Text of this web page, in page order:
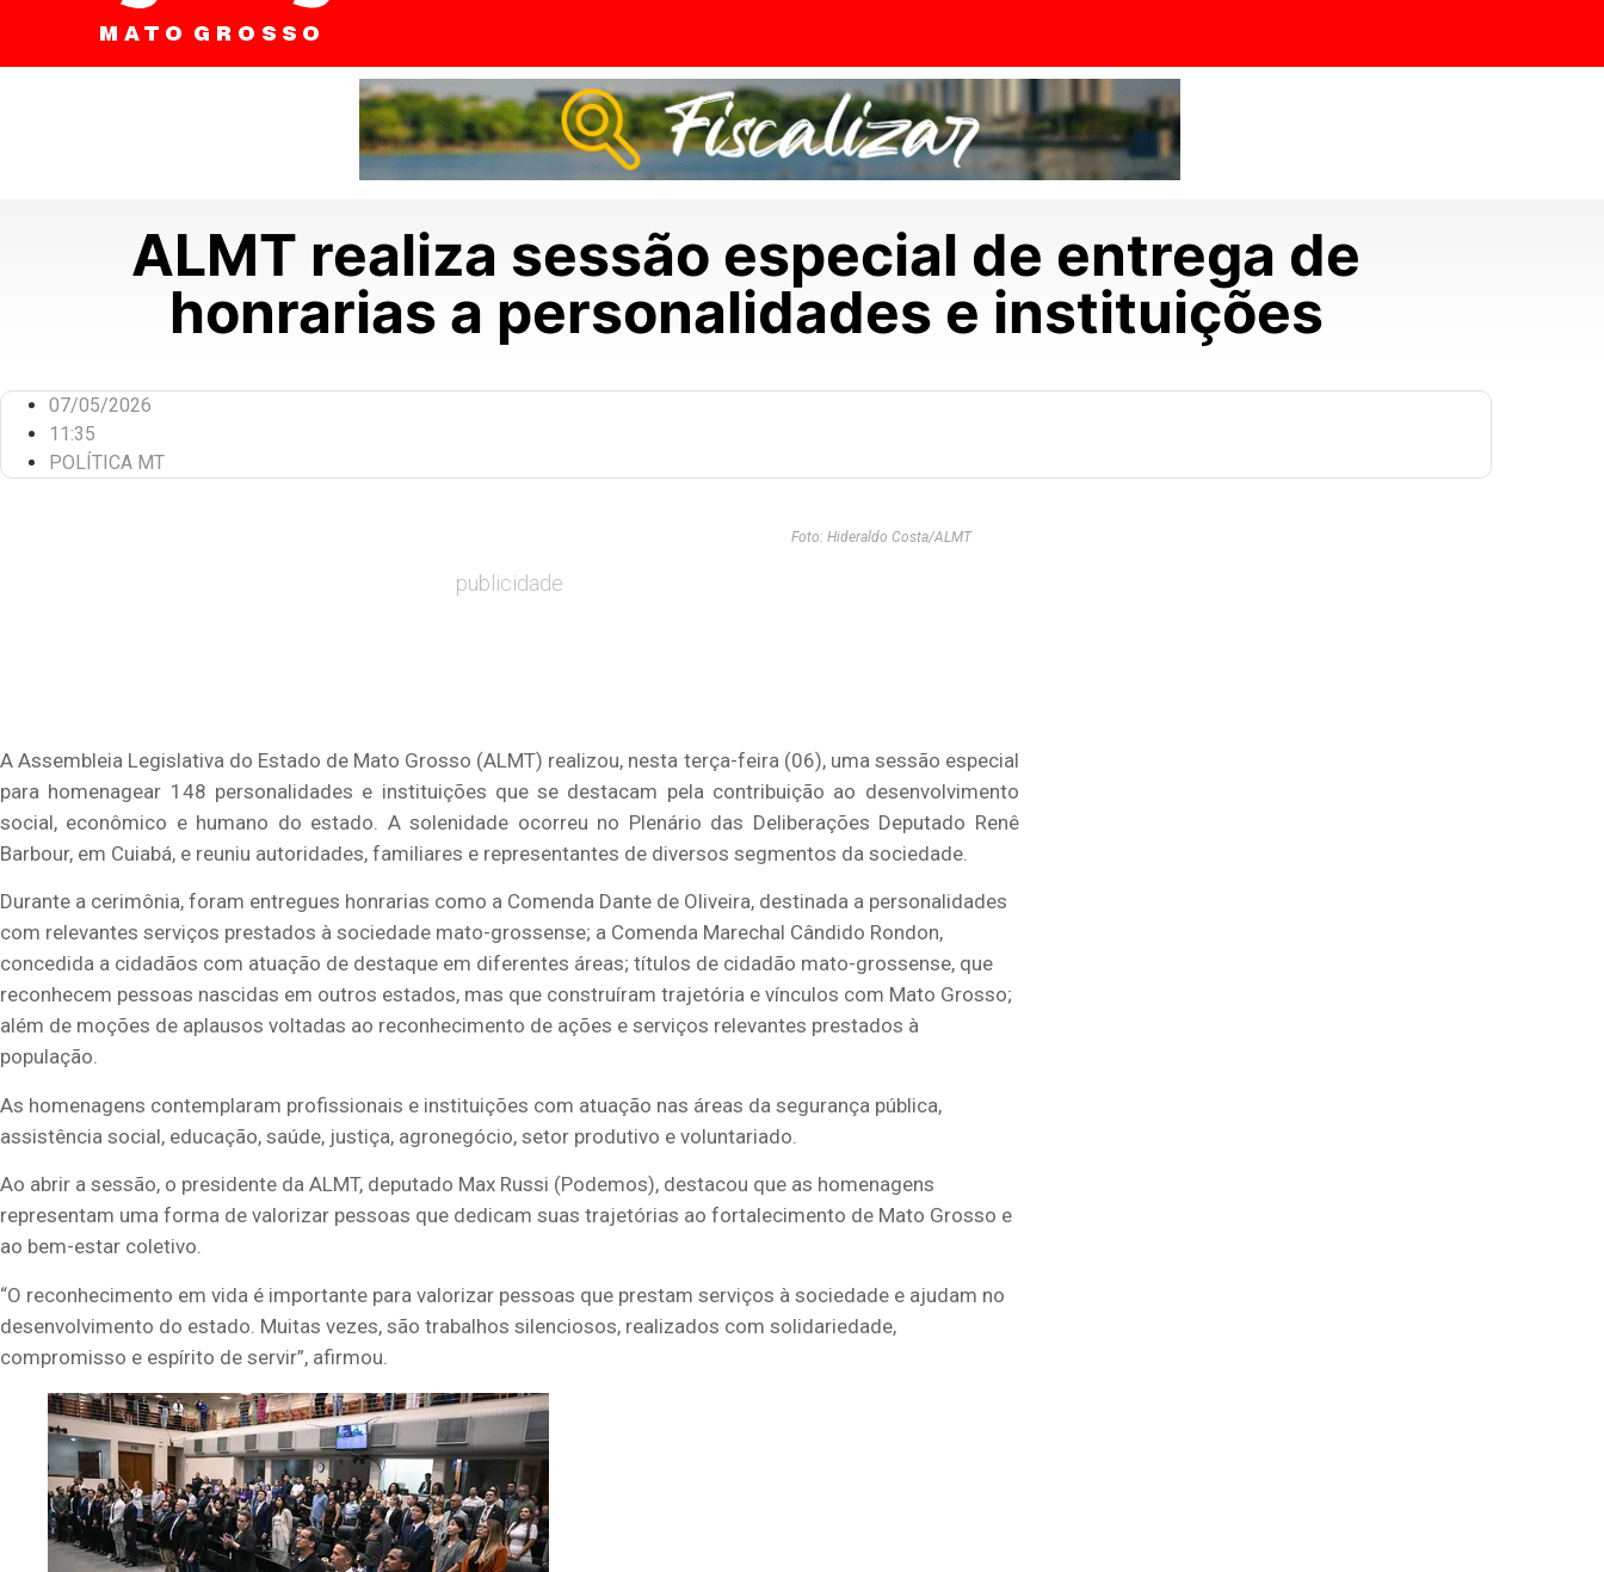
ALMT realiza sessão especial de entrega de
honrarias a personalidades e instituições
07/05/2026
11:35
POLÍTICA MT
Foto: Hideraldo Costa/ALMT
publicidade
A Assembleia Legislativa do Estado de Mato Grosso (ALMT) realizou, nesta terça-feira (06), uma sessão especial
para homenagear 148 personalidades e instituições que se destacam pela contribuição ao desenvolvimento
social, econômico e humano do estado. A solenidade ocorreu no Plenário das Deliberações Deputado Renê
Barbour, em Cuiabá, e reuniu autoridades, familiares e representantes de diversos segmentos da sociedade.
Durante a cerimônia, foram entregues honrarias como a Comenda Dante de Oliveira, destinada a personalidades
com relevantes serviços prestados à sociedade mato-grossense; a Comenda Marechal Cândido Rondon,
concedida a cidadãos com atuação de destaque em diferentes áreas; títulos de cidadão mato-grossense, que
reconhecem pessoas nascidas em outros estados, mas que construíram trajetória e vínculos com Mato Grosso;
além de moções de aplausos voltadas ao reconhecimento de ações e serviços relevantes prestados à
população.
As homenagens contemplaram profissionais e instituições com atuação nas áreas da segurança pública,
assistência social, educação, saúde, justiça, agronegócio, setor produtivo e voluntariado.
Ao abrir a sessão, o presidente da ALMT, deputado Max Russi (Podemos), destacou que as homenagens
representam uma forma de valorizar pessoas que dedicam suas trajetórias ao fortalecimento de Mato Grosso e
ao bem-estar coletivo.
“O reconhecimento em vida é importante para valorizar pessoas que prestam serviços à sociedade e ajudam no
desenvolvimento do estado. Muitas vezes, são trabalhos silenciosos, realizados com solidariedade,
compromisso e espírito de servir”, afirmou.